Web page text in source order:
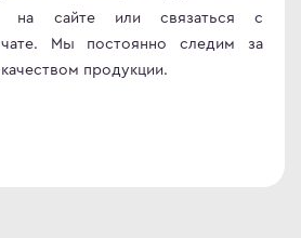
на сайте или связаться с
Мы постоянно следим за
продукции.